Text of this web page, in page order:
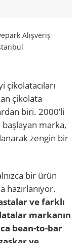
Alışveriş
çikolata
biri. 2000’li
başlayan marka,
zengin bir
bir ürün
hazırlanıyor.
ve farklı
markanın
bean-to-bar